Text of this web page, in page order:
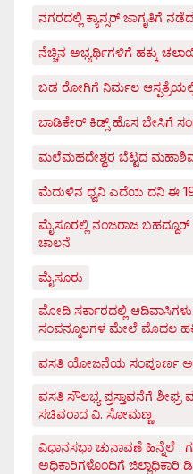
ನಗರದಲ್ಲಿ ಕ್ಯಾನ್ಸರ್ ಜಾಗೃತಿಗೆ
ನೆಚ್ಚಿನ ಅಭ್ಯರ್ಥಿಗಳಿಗೆ ಹಕ್ಕು
ಬಡ ರೋಗಿಗೆ ನಿರ್ಮಲ ಆಸ್ಪತ್ರೆಯಲ್ಲಿ
ಬಾಡಿಕೇರ್ ಕಿಡ್ಸ್ ಹೊಸ ಬೇಸಿಗೆ
ಮಲೆಮಹದೇಶ್ವರ ಬೆಟ್ಟದ
ಮೆದುಳಿನ ಧ್ವನಿ ಎದೆಯ ದನಿ ಈ
ಮೈಸೂರಲ್ಲಿ ನಂಜರಾಜ ಬಹದ್ದೂರ್
ಚಾಲನೆ
ಮೈಸೂರು
ಮೋದಿ ಸರ್ಕಾರದಲ್ಲಿ
ಸಂಪನ್ಮೂಲಗಳ ಮೇಲೆ ಮೊದಲ
ವಸತಿ ಯೋಜನೆಯ ಸಂಪೂರ್ಣ
ವಸತಿ ಸೌಲಭ್ಯ ಪ್ರಸ್ತಾವನೆಗೆ ಶೀಘ್ರ
ಸಚಿವರಾದ ವಿ. ಸೋಮಣ್ಣ
ವಿಧಾನಸಭಾ ಚುನಾವಣೆ ಹಿನ್ನೆಲೆ :
ಅಧಿಕಾರಿಗಳೊಂದಿಗೆ